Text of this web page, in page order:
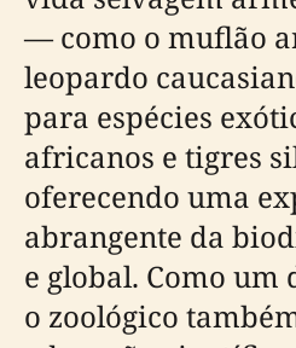
— como o muflão
leopardo
para espécies
africanos e tigres
oferecendo uma
abrangente da
e global. Como
o zoológico